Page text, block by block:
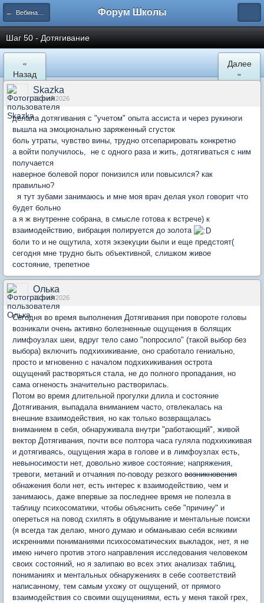
← Вебинары Школы Форум Школы
Шаг 50 - Дотягивание
«
Назад
Далее
»
Skazka
31 май 2026
делала дотягивания с "учетом" опыта ассиста и через рукиноги
вышла на эмоционально заряженный сгусток
боль утраты, чувство вины, трудно отсепарировать конкретно
а войти получилось, не с одного раза и жить, дотягиваться с ним
получается
наверное болевой порог понизился или повысился? как
правильно?
я тут зубами занимаюсь и мне моя врач делая укол говорит что
будет больно
а я ж внутренне собрана, в смысле готова к встрече) к
взаимодействию, вибрация полируется до золота
боли то и не ощутила, хотя экзекуции были и еще предстоят(
сегодня мне трудно быть объективной, слишком живое
состояние, трепетное
Олька
31 май 2026
Сегодня во время выполнения Дотягивания при повороте головы
возникали очень активно болезненные ощущения в болящих
лимфоузлах шеи, вдруг тело само "попросило" (такой выбор без
выбора) включить подхихикивание, оно сработало гениально,
просто и мгновенно с началом подхихикивания острота
ощущений растворяться стала, не до полного пропадания, но
сама огненость значительно растворилась.
Потом во время длительной прогулки длила и состояние
Дотягивания, выпадала вниманием часто, отвлекалась на
внешние взаимодействия, но как только возвращалась
вниманием в себя, обнаруживала внутри "работающий", живой
вектор Дотягивания, почти все полтора часа гуляла подхихикивая
и дотягиваясь, ощущения жара в голове и в лимфоузлах есть,
невыносимости нет, довольно живое состояние; напряжения,
тревоги, метаний и отчаяния по-поводу резкого возникновения
обнажения боли нет, есть интерес к взаимодействию, чем и
занимаюсь, даже впервые за последнее время не полезла в
таблицу психосоматики, чтобы объяснить себе "причину" и
опереться на повод схилять в обдумывание и ментальные поиски
(я всегда так делаю, много думаю и обманываю себя всякими
искренними пониманиями психосоматических выкладок, нет, я не
имею ничего против этого направления исследования человеком
своих состояний, но я залипаю во всех этих анализах таблиц,
пониманиях и ментальных обнаружениях в себе соответствий
написанному, тем самым ухожу от ощущений, от прямого
взаимодействия со своими ощущениями, есть у меня такой грех,